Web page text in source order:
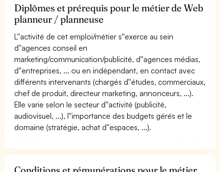
Diplômes et prérequis pour le métier de Web
planneur / planneuse
L''activité de cet emploi/métier s''exerce au sein
d''agences conseil en
marketing/communication/publicité, d''agences médias,
d''entreprises, ... ou en indépendant, en contact avec
différents intervenants (chargés d''études, commerciaux,
chef de produit, directeur marketing, annonceurs, ...).
Elle varie selon le secteur d''activité (publicité,
audiovisuel, ...), l''importance des budgets gérés et le
domaine (stratégie, achat d''espaces, ...).